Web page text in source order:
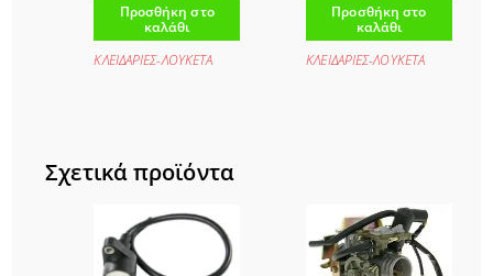
Προσθήκη στο
καλάθι
ΚΛΕΙΔΑΡΙΕΣ-ΛΟΥΚΕΤΑ
Προσθήκη στο
καλάθι
ΚΛΕΙΔΑΡΙΕΣ-ΛΟΥΚΕΤΑ
Σχετικά προϊόντα